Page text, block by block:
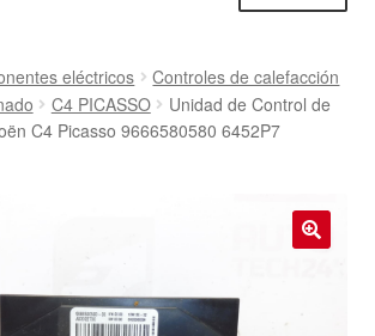
entero
eléctricos
Controles de calefacción
C4 PICASSO
Unidad de Control de
C4 Picasso 9666580580 6452P7